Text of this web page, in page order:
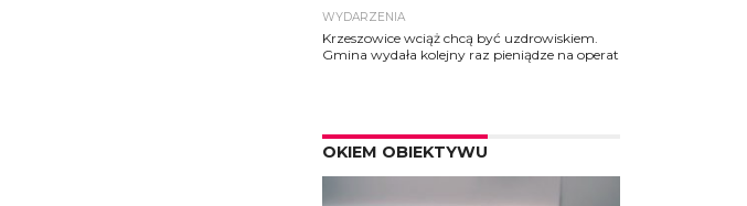
WYDARZENIA
Krzeszowice wciąż chcą być uzdrowiskiem.
Gmina wydała kolejny raz pieniądze na operat
OKIEM OBIEKTYWU